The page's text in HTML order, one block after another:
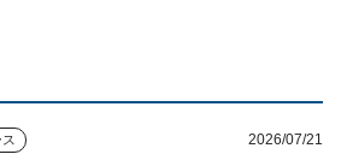
2026/07/21